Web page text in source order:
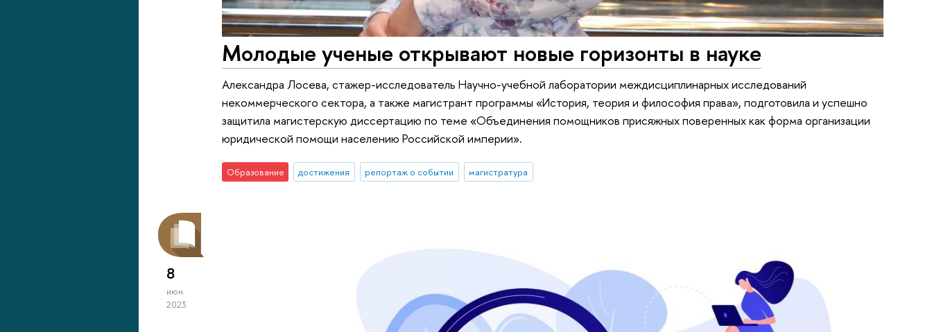
Молодые ученые открывают новые горизонты в науке
Александра Лосева, стажер-исследователь Научно-учебной лаборатории междисциплинарных исследований
некоммерческого сектора, а также магистрант программы «История, теория и философия права», подготовила и успешно
защитила магистерскую диссертацию по теме «Объединения помощников присяжных поверенных как форма организации
юридической помощи населению Российской империи».
Образование достижения репортаж о событии магистратура
8
июн
2023